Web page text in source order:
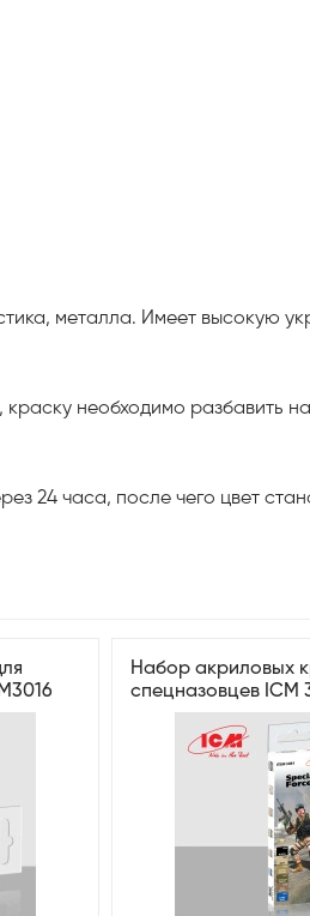
металла. Имеет высокую
необходимо разбавить
24 часа, после чего цвет
Набор акриловых
спецназовцев ICM